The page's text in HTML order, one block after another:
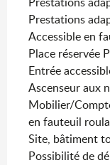
Prestations
Accessible en
Place réservée
Entrée
Ascenseur aux
Mobilier/
en fauteuil
Site, bâtiment
Possibilité de